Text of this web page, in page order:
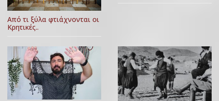
Από τι ξύλα φτιάχνονται οι
Κρητικές..